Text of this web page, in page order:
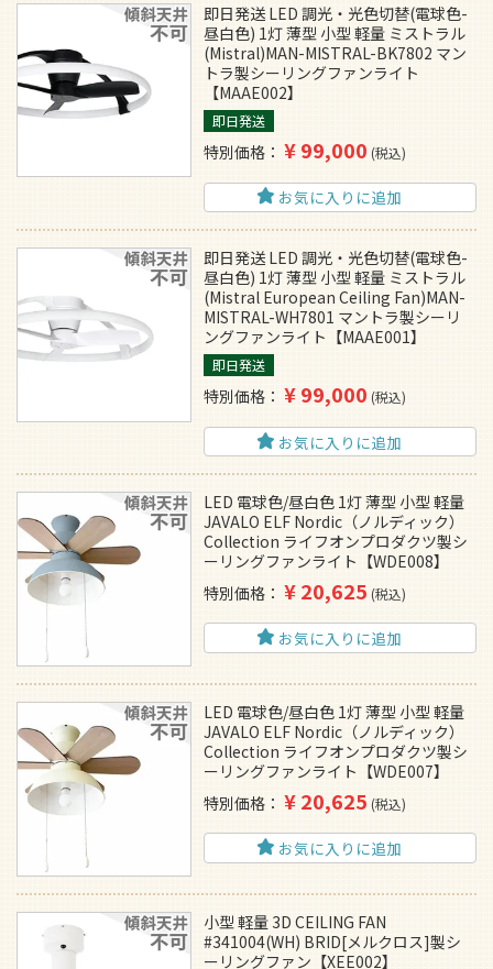
即日発送 LED 調光・光色切替(電球色-
昼白色) 1灯 薄型 小型 軽量 ミストラル
(Mistral)MAN-MISTRAL-BK7802 マン
トラ製シーリングファンライト
【MAAE002】
即日発送
特別価格 ¥99,000 税込
お気に入りに追加
即日発送 LED 調光・光色切替(電球色-
昼白色) 1灯 薄型 小型 軽量 ミストラル
(Mistral European Ceiling Fan)MAN-
MISTRAL-WH7801 マントラ製シーリ
ングファンライト【MAAE001】
即日発送
特別価格 ¥99,000 税込
お気に入りに追加
LED 電球色/昼白色 1灯 薄型 小型 軽量
JAVALO ELF Nordic（ノルディック）
Collection ライフオンプロダクツ製シ
ーリングファンライト【WDE008】
特別価格
¥20,625 税込
お気に入りに追加
LED 電球色/昼白色 1灯 薄型 小型 軽量
JAVALO ELF Nordic（ノルディック）
Collection ライフオンプロダクツ製シ
ーリングファンライト【WDE007】
特別価格
¥20,625 税込
お気に入りに追加
小型 軽量 3D CEILING FAN
#341004(WH) BRID[メルクロス]製シ
ーリングファン【XEE002】